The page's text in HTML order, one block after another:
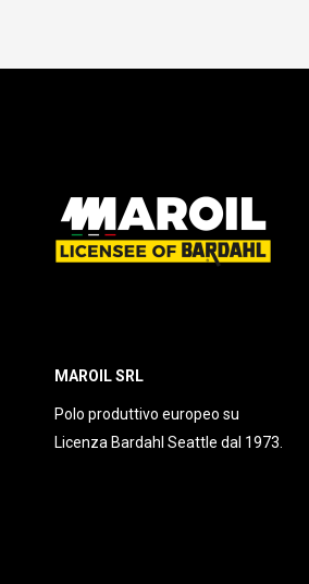
MAROIL SRL
Polo produttivo europeo su
Licenza Bardahl Seattle dal 1973.